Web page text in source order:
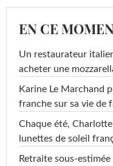
EN CE
Un restaurateur
acheter une
Karine Le Marchand
franche sur sa vie de
Chaque été,
lunettes de soleil
Retraite sous-